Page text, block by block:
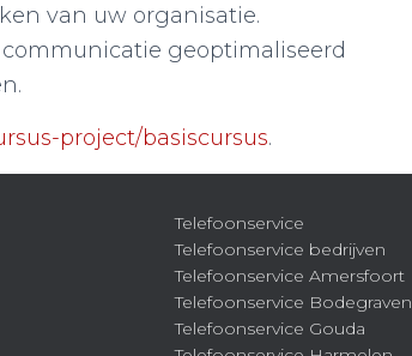
van uw organisatie.
geoptimaliseerd
project/basiscursus.
Telefoonservice
Telefoonservice bedrijven
Telefoonservice Amersfoort
Telefoonservice Bodegraven
Telefoonservice Gouda